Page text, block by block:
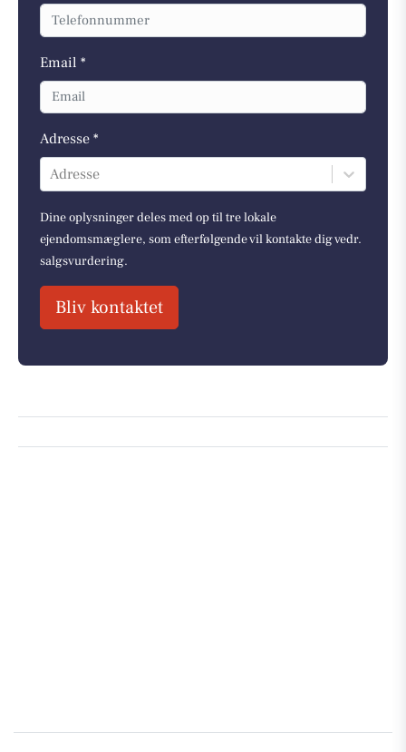
Email *
Adresse *
Adresse
Dine oplysninger deles med op til tre lokale
ejendomsmæglere, som efterfølgende vil kontakte dig vedr.
salgsvurdering.
Bliv kontaktet